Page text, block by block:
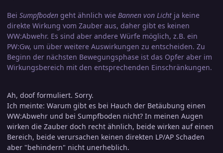
Bei Sumpfboden geht ähnlich wie Bannen von Licht ja keine
direkte Wirkung vom Zauber aus, daher gibt es keinen
WW:Abwehr. Es sind aber andere Würfe möglich, z.B. ein
PW:Gw, um über weitere Auswirkungen zu entscheiden. Zu
Beginn der nächsten Bewegungsphase ist das Opfer aber im
Wirkungsbereich mit den entsprechenden Einschränkungen.
Ah, doof formuliert. Sorry.
Ich meinte: Warum gibt es bei Hauch der Betäubung einen
WW:Abwehr und bei Sumpfboden nicht? In meinen Augen
wirken die Zauber doch recht ähnlich, beide wirken auf einen
Bereich, beide verursachen keinen direkten LP/AP Schaden
aber "behindern" nicht unerheblich.